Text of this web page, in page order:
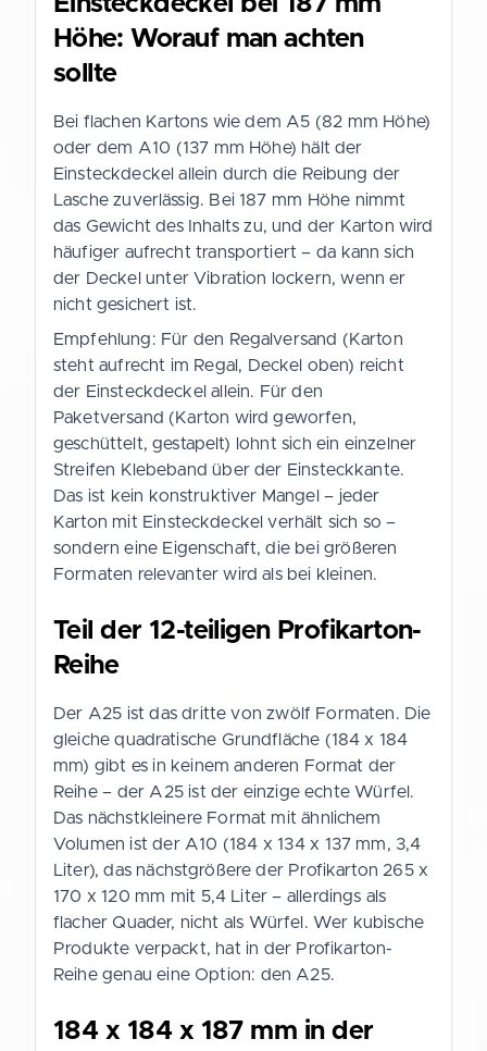
Höhe: Worauf man achten
sollte
Bei flachen Kartons wie dem A5 (82 mm Höhe)
oder dem A10 (137 mm Höhe) hält der
Einsteckdeckel allein durch die Reibung der
Lasche zuverlässig. Bei 187 mm Höhe nimmt
das Gewicht des Inhalts zu, und der Karton wird
häufiger aufrecht transportiert – da kann sich
der Deckel unter Vibration lockern, wenn er
nicht gesichert ist.
Empfehlung: Für den Regalversand (Karton
steht aufrecht im Regal, Deckel oben) reicht
der Einsteckdeckel allein. Für den
Paketversand (Karton wird geworfen,
geschüttelt, gestapelt) lohnt sich ein einzelner
Streifen Klebeband über der Einsteckkante.
Das ist kein konstruktiver Mangel – jeder
Karton mit Einsteckdeckel verhält sich so –
sondern eine Eigenschaft, die bei größeren
Formaten relevanter wird als bei kleinen.
Teil der 12-teiligen Profikarton-
Reihe
Der A25 ist das dritte von zwölf Formaten. Die
gleiche quadratische Grundfläche (184 x 184
mm) gibt es in keinem anderen Format der
Reihe – der A25 ist der einzige echte Würfel.
Das nächstkleinere Format mit ähnlichem
Volumen ist der A10 (184 x 134 x 137 mm, 3,4
Liter), das nächstgrößere der Profikarton 265 x
170 x 120 mm mit 5,4 Liter – allerdings als
flacher Quader, nicht als Würfel. Wer kubische
Produkte verpackt, hat in der Profikarton-
Reihe genau eine Option: den A25.
184 x 184 x 187 mm in der